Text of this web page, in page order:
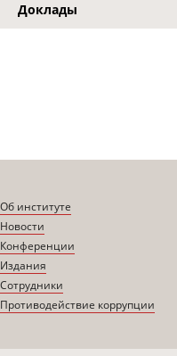
Доклады
Об институте
Новости
Конференции
Издания
Сотрудники
Противодействие коррупции